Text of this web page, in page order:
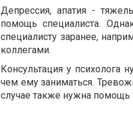
Депрессия, апатия -
помощь специалиста.
специалисту заранее,
коллегами.
Консультация у психолога
чем ему заниматься.
случае также нужна помощь